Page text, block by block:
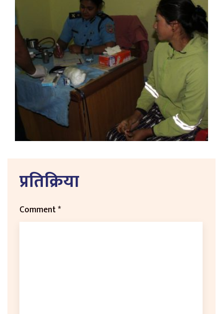
प्रतिक्रिया
Comment*